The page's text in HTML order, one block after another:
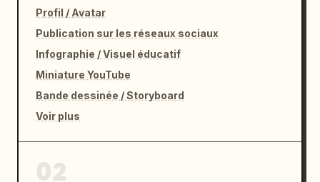
Profil / Avatar
Publication sur les réseaux sociaux
Infographie / Visuel éducatif
Miniature YouTube
Bande dessinée / Storyboard
Voir plus